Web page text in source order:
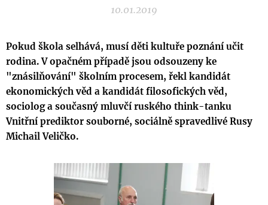
10.01.2019
Pokud škola selhává, musí děti kultuře poznání učit
rodina. V opačném případě jsou odsouzeny ke
"znásilňování" školním procesem, řekl kandidát
ekonomických věd a kandidát filosofických věd,
sociolog a současný mluvčí ruského think-tanku
Vnitřní prediktor souborné, sociálně spravedlivé Rusy
Michail Veličko.